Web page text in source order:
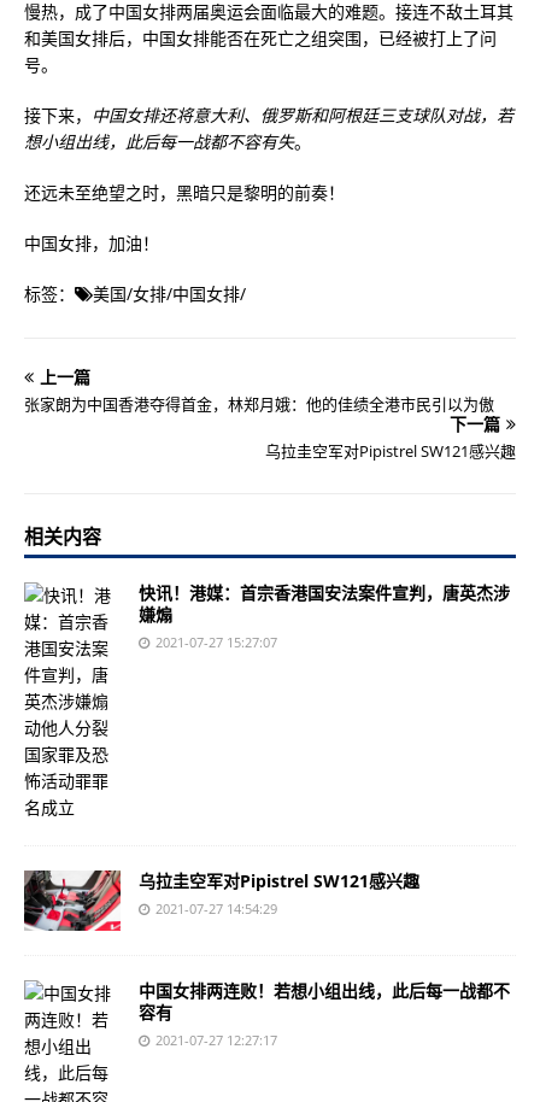
慢热，成了中国女排两届奥运会面临最大的难题。接连不敌土耳其
和美国女排后，中国女排能否在死亡之组突围，已经被打上了问
号。
接下来， 中国女排还将意大利、俄罗斯和阿根廷三支球队对战，若
想小组出线，此后每一战都不容有失。
还远未至绝望之时，黑暗只是黎明的前奏！
中国女排，加油！
标签： 美国/女排/中国女排/
上一篇
张家朗为中国香港夺得首金，林郑月娥：他的佳绩全港市民引以为傲
下一篇
乌拉圭空军对Pipistrel SW121感兴趣
相关内容
快讯！港媒：首宗香港国安法案件宣判，唐英杰涉
嫌煽
2021-07-27 15:27:07
乌拉圭空军对Pipistrel SW121感兴趣
2021-07-27 14:54:29
中国女排两连败！若想小组出线，此后每一战都不
容有
2021-07-27 12:27:17